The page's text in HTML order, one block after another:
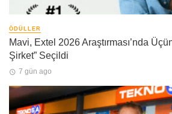
ÖDÜLLER
Mavi, Extel 2026 Araştırması’nda
Şirket” Seçildi
7 gün ago